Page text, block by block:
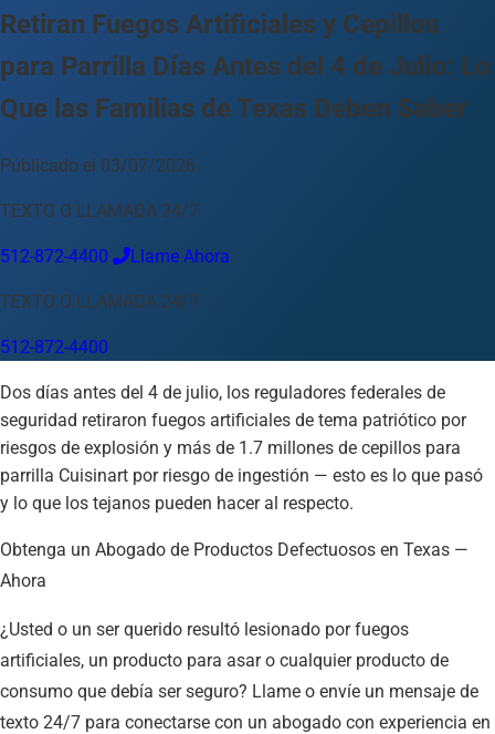
Blog
Para Abogados
Idioma
Su Ubicación
Austin 512-872-4400
Cambiar ubicación
Abilene
Amarillo Austin
McAllen
Midland
Retiran Fuegos Artificiales y Cepillos
para Parrilla Días Antes del 4 de Julio: Lo
Que las Familias de Texas Deben Saber
Publicado el 03/07/2026
TEXTO O LLAMADA 24/7
512-872-4400 Llame Ahora
TEXTO O LLAMADA 24/7
512-872-4400
Dos días antes del 4 de julio, los reguladores federales de
seguridad retiraron fuegos artificiales de tema patriótico por
riesgos de explosión y más de 1.7 millones de cepillos para
parrilla Cuisinart por riesgo de ingestión — esto es lo que pasó
y lo que los tejanos pueden hacer al respecto.
Obtenga un Abogado de Productos Defectuosos en Texas —
Ahora
¿Usted o un ser querido resultó lesionado por fuegos
artificiales, un producto para asar o cualquier producto de
consumo que debía ser seguro? Llame o envíe un mensaje de
texto 24/7 para conectarse con un abogado con experiencia en